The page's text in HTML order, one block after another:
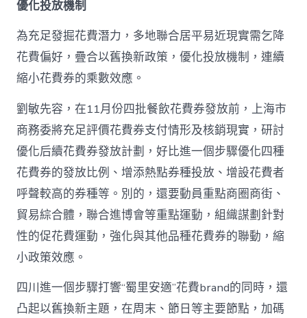
優化投放機制
為充足發掘花費潛力，多地聯合居平易近現實需乞降
花費偏好，疊合以舊換新政策，優化投放機制，連續
縮小花費券的乘數效應。
劉敏先容，在11月份四批餐飲花費券發放前，上海市
商務委將充足評價花費券支付情形及核銷現實，研討
優化后續花費券發放計劃，好比進一個步驟優化四種
花費券的發放比例、增添熱點券種投放、增設花費者
呼聲較高的券種等。別的，還要動員重點商圈商街、
貿易綜合體，聯合進博會等重點運動，組織謀劃針對
性的促花費運動，強化與其他品種花費券的聯動，縮
小政策效應。
四川進一個步驟打響“蜀里安適”花費brand的同時，還
凸起以舊換新主題，在周末、節日等主要節點，加碼